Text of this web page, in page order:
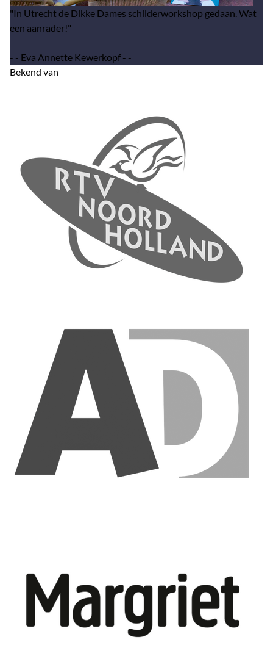
"In Utrecht de Dikke Dames schilderworkshop gedaan. Wat
een aanrader!"
- - Eva Annette Kewerkopf - -
Bekend van